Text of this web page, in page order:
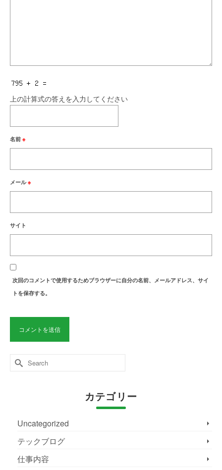
上の計算式の答えを入力してください
名前 ※
メール※
サイト
次回のコメントで使用するためブラウザーに自分の名前、メールアドレス、サイ
トを保存する。
Search
for:
カテゴリー
Uncategorized
テックブログ
仕事内容